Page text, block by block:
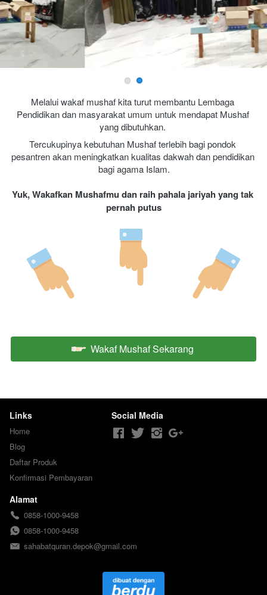
Melalui wakaf mushaf kita turut membantu Lembaga
Pendidikan dan masyarakat umum untuk mendapat Mushaf
yang dibutuhkan.
Tercukupinya kebutuhan Mushaf terlebih bagi pondok
pesantren akan meningkatkan kualitas dakwah dan pendidikan
bagi agama Islam.
Yuk, Wakafkan Mushafmu dan raih pahala jariyah yang tak
pernah putus
` Wakaf Mushaf Sekarang
Links
Home
Blog
Daftar Produk
Konfirmasi Pembayaran
Social Media
Alamat
0858-1000-9458
0858-1000-9458
sahabatquran.depok@gmail.com